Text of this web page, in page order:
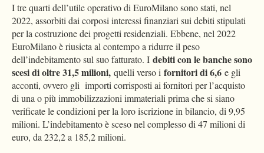
I tre quarti dell’utile operativo di EuroMilano sono stati, nel
2022, assorbiti dai corposi interessi finanziari sui debiti stipulati
per la costruzione dei progetti residenziali. Ebbene, nel 2022
EuroMilano è riusicta al contempo a ridurre il peso
dell’indebitamento sul suo fatturato. I debiti con le banche sono
scesi di oltre 31,5 milioni, quelli verso i fornitori di 6,6 e gli
acconti, ovvero gli importi corrisposti ai fornitori per l’acquisto
di una o più immobilizzazioni immateriali prima che si siano
verificate le condizioni per la loro iscrizione in bilancio, di 9,95
milioni. L’indebitamento è sceso nel complesso di 47 milioni di
euro, da 232,2 a 185,2 milioni.